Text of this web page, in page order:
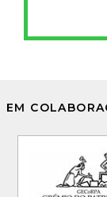
EM